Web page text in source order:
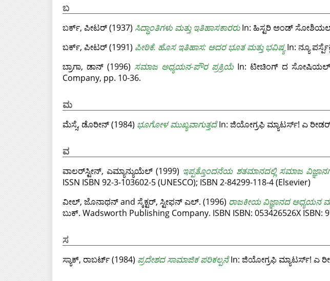
ಬ
ಬರ್ಕ್, ಪೀಟರ್(1937) ಸಿದ್ಧಾಂತಿಗಳು ಮತ್ತು ಇತಿಹಾಸಕಾರರುIn: ಹಿಸ್ಟರಿ ಅಂಡ್ ಸೋಶಿಯಲ್
ಬರ್ಕ್, ಪೀಟರ್(1991) ಪೀಠಿಕೆ. ಹೊಸ ಇತಿಹಾಸ: ಅದರ ಭೂತ ಮತ್ತು ಭವಿಷ್ಯIn: ನ್ಯೂ
ಬ್ರಾಗಾ, ಡಾನ್(1996) ಸಮಾಜ ಅಧ್ಯಯನ-ಪೌರ ಪ್ರಕ್ರಿಯೆIn: ಟೀಚಿಂಗ್ ದ ಸೋಷಿಯಲ್
Company, pp. 10-36.
ಮ
ಮೆಸ್ಸೆ, ಡೊರೀನ್(1984) ಭೂಗೋಳ ಮುಖ್ಯವಾಗುತ್ತದೆIn: ಜಿಯೋಗ್ರಫಿ ಮ್ಯಾಟರ್ಸ್! ಎ
ವ
ವಾಲರ್‌ಸ್ಟೀನ್, ಎಮ್ಯಾನ್ಯುಯೆಲ್(1999) ಇಪ್ಪತ್ತೊಂದನೆಯ ಶತಮಾನದಲ್ಲಿ ಸಮಾಜ
ISSN ISBN 92-3-103602-5 (UNESCO); ISBN 2-84299-118-4 (Elsevier)
ವೀಲ್, ಜೊನಾಥನ್and ಸ್ಕೆಕ್ಟರ್, ಸ್ಟೀಫನ್ ಎಲ್. (1996) ರಾಜಕೀಯ ವಿಜ್ಞಾನದ ಅಧ್ಯಯನ
ಬುಕ್. Wadsworth Publishing Company. ISBN ISBN: 053426526X ISBN:
ಸ
ಸ್ಯಾಕ್, ರಾಬರ್ಟ್(1984) ಪ್ರದೇಶದ ಸಾಮಾಜಿಕ ಪರಿಕಲ್ಪನೆIn: ಜಿಯೋಗ್ರಫಿ ಮ್ಯಾಟರ್ಸ್! ಎ